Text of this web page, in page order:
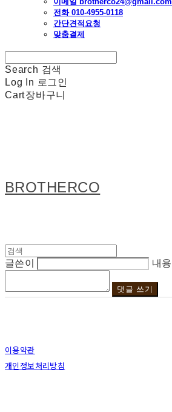
전화 010-4955-0118
간단견적요청
맞춤결제
Search 검색
Log In 로그인
Cart장바구니
BROTHERCO
글쓴이 내용
댓글 쓰기
이용약관
개인정보처리방침